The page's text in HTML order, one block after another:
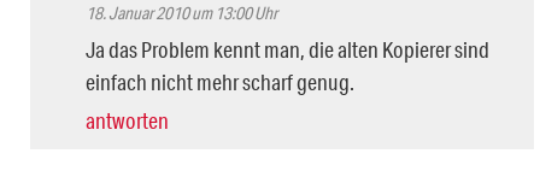
18. Januar 2010 um 13:00 Uhr
Ja das Problem kennt man, die alten Kopierer sind
einfach nicht mehr scharf genug.
antworten